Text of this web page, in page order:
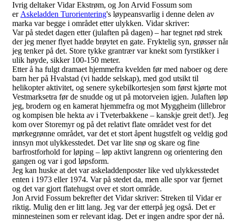
Ivrig deltaker Vidar Ekstrøm, og Jon Arvid Fossum som
er Askeladden Turorientering's løypeansvarlig i denne delen av
marka var begge i området etter ulykken. Vidar skriver:
Var på stedet dagen etter (julaften på dagen) – har tegnet rød strek
der jeg mener flyet hadde brøytet en gate. Fryktelig syn, grøsser når
jeg tenker på det. Store tykke grantrær var knekt som fyrstikker i
ulik høyde, sikker 100-150 meter.
Etter å ha fulgt dramaet hjemmefra kvelden før med naboer og
barn her på Hvalstad (vi hadde selskap), med god utsikt til
helikopter aktivitet, og senere sykebilkortesjen som først kjørte mot
Vestmarksetra før de snudde og ut på motorveien igjen. Julaften løp
jeg, brodern og en kamerat hjemmefra og mot Myggheim (lillebror
og kompisen ble hekta av i Tveterbakkene – kanskje greit det!). Jeg
kom over Storemyr og på det relativt flate området vest for det
mørkegrønne området, var det et stort åpent hugstfelt og veldig
innsyn mot ulykkesstedet. Det var lite snø og skare og fine
barfrostforhold for løping – løp aktivt langrenn og orientering den
gangen og var i god løpsform.
Jeg kan huske at det var askeladdenposter like ved ulykkesstedet
enten i 1973 eller 1974. Var på stedet da, men alle spor var fjernet
og det var gjort flatehugst over et stort område.
Jon Arvid Fossum bekrefter det Vidar skriver: Streken til Vidar er
riktig. Mulig den er litt lang. Jeg var der etterpå jeg også. Det er
minnesteinen som er relevant idag. Det er ingen andre spor der nå.